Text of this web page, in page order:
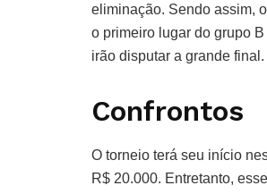
eliminação. Sendo assim,
o primeiro lugar do grupo
irão disputar a grande final.
Confrontos
O torneio terá seu início
R$ 20.000. Entretanto,